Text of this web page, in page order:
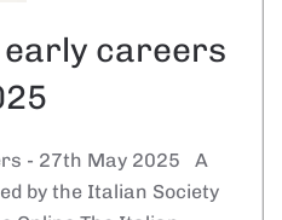
early careers
- 27th May 2025 A
by the Italian Society